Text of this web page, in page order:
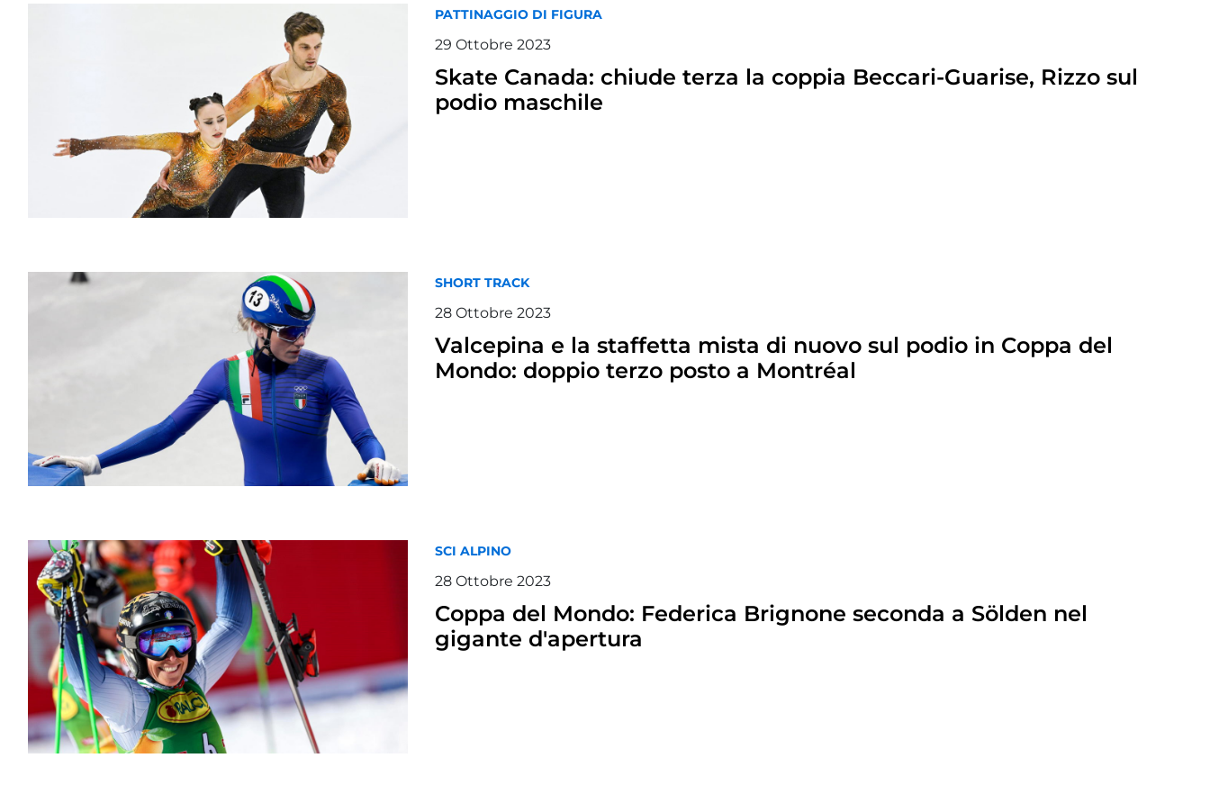
PATTINAGGIO DI FIGURA
29 Ottobre 2023
Skate Canada: chiude terza la coppia Beccari-Guarise, Rizzo sul
podio maschile
SHORT TRACK
28 Ottobre 2023
Valcepina e la staffetta mista di nuovo sul podio in Coppa del
Mondo: doppio terzo posto a Montréal
SCI ALPINO
28 Ottobre 2023
Coppa del Mondo: Federica Brignone seconda a Sölden nel
gigante d'apertura